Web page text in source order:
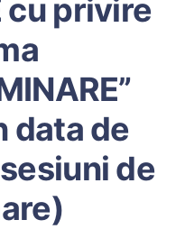
cu privire
data de
de